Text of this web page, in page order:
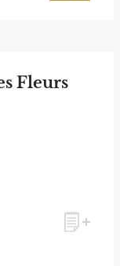
Fleurs